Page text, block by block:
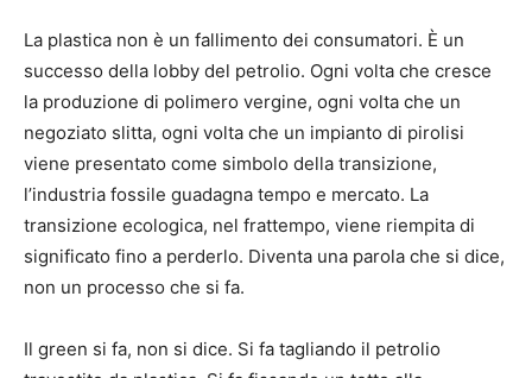
La plastica non è un fallimento dei consumatori. È un
successo della lobby del petrolio. Ogni volta che cresce
la produzione di polimero vergine, ogni volta che un
negoziato slitta, ogni volta che un impianto di pirolisi
viene presentato come simbolo della transizione,
l’industria fossile guadagna tempo e mercato. La
transizione ecologica, nel frattempo, viene riempita di
significato fino a perderlo. Diventa una parola che si dice,
non un processo che si fa.
Il green si fa, non si dice. Si fa tagliando il petrolio